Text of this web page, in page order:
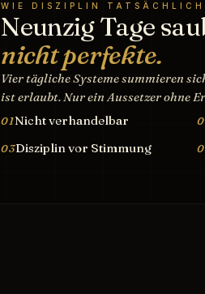
WIE DISZIPLIN TATSÄCHLICH
Neunzig Tage
nicht perfekte.
Vier tägliche Systeme summieren
ist erlaubt. Nur ein Aussetzer ohne
01Nicht verhandelbar
03Disziplin vor Stimmung